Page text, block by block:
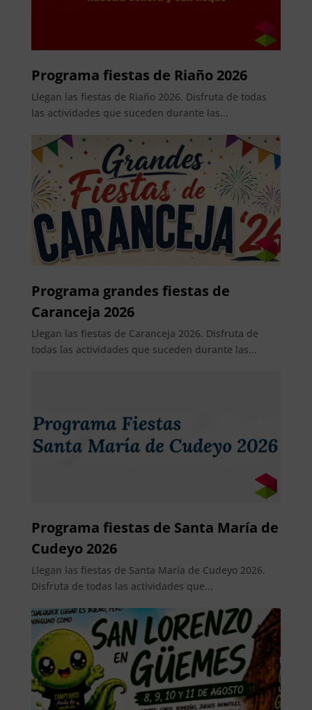
Programa fiestas de Riaño 2026
Llegan las fiestas de Riaño 2026. Disfruta de todas
las actividades que suceden durante las...
Programa grandes fiestas de
Caranceja 2026
Llegan las fiestas de Caranceja 2026. Disfruta de
todas las actividades que suceden durante las...
Programa fiestas de Santa María de
Cudeyo 2026
Llegan las fiestas de Santa María de Cudeyo 2026.
Disfruta de todas las actividades que...